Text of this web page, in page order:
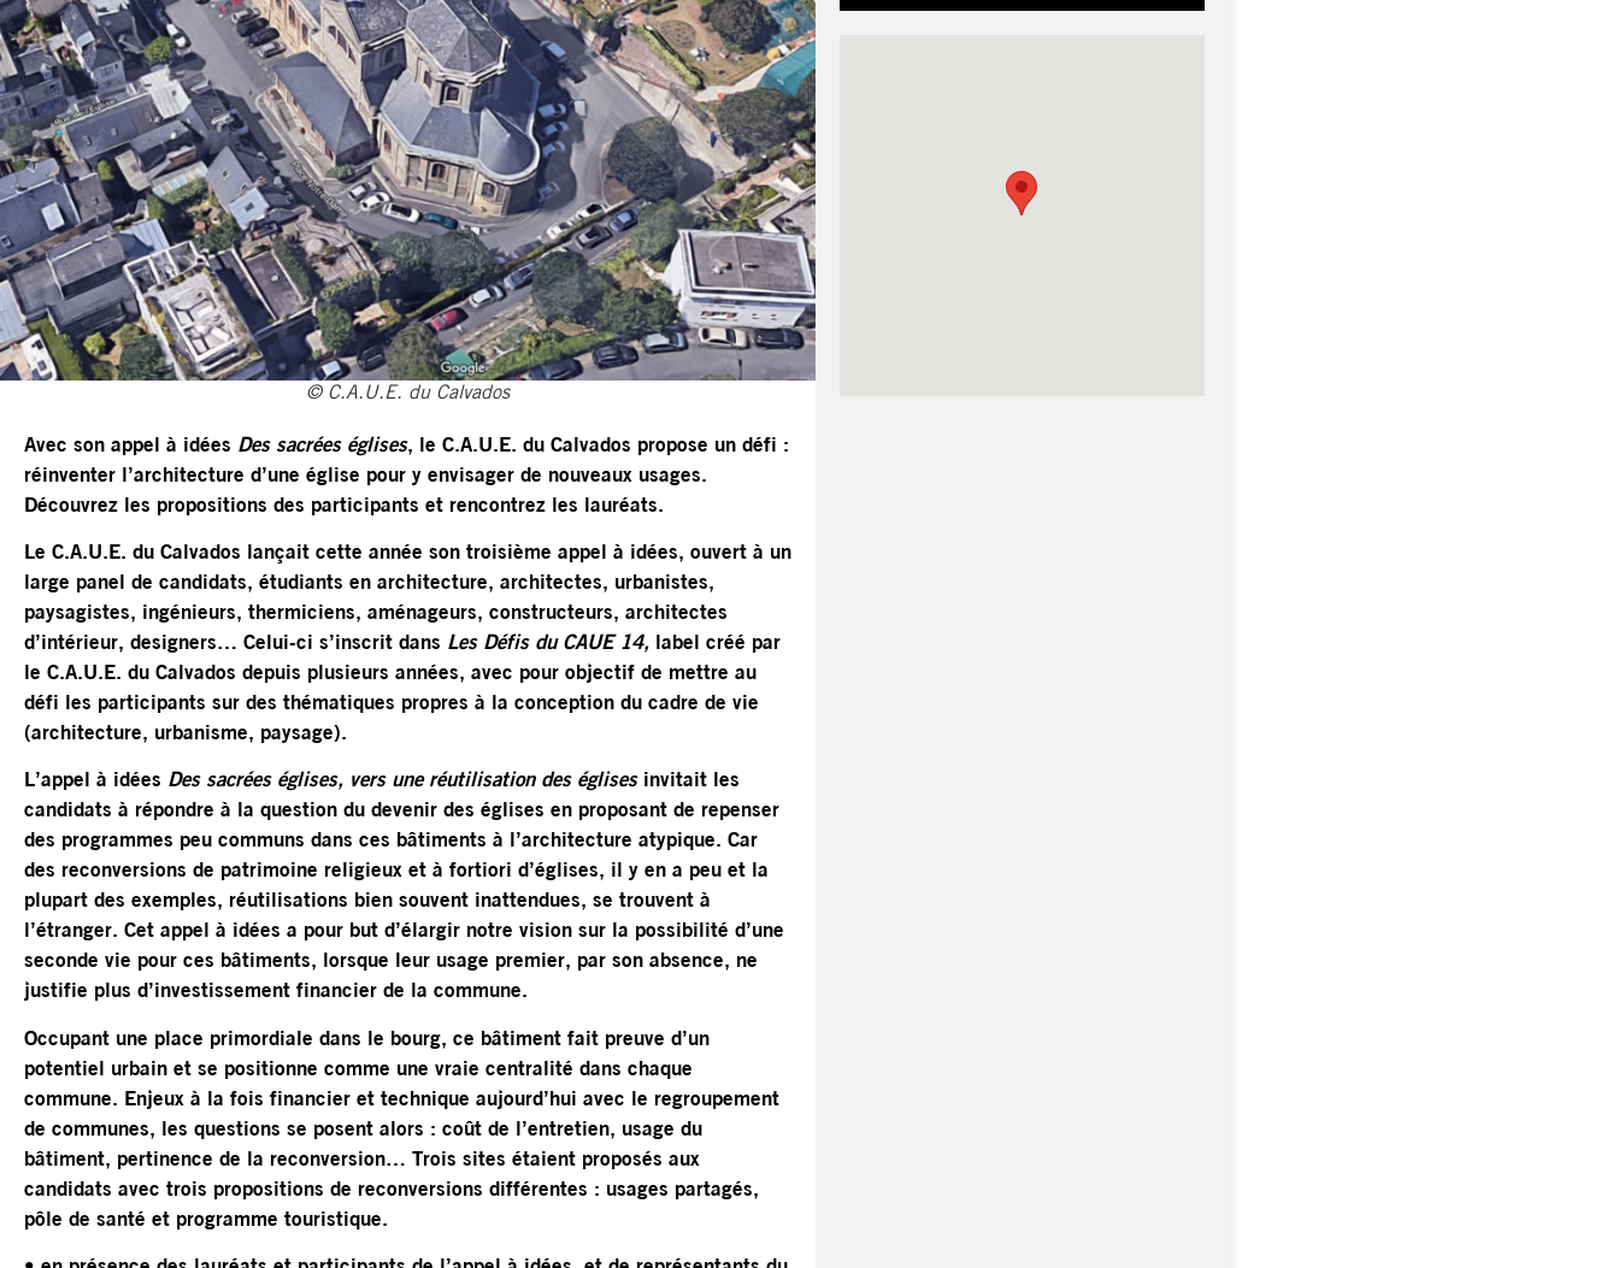
© C.A.U.E. du Calvados
Avec son appel à idées Des sacrées églises, le C.A.U.E. du Calvados propose un défi :
réinventer l’architecture d’une église pour y envisager de nouveaux usages.
Découvrez les propositions des participants et rencontrez les lauréats.
Le C.A.U.E. du Calvados lançait cette année son troisième appel à idées, ouvert à un
large panel de candidats, étudiants en architecture, architectes, urbanistes,
paysagistes, ingénieurs, thermiciens, aménageurs, constructeurs, architectes
d’intérieur, designers… Celui-ci s’inscrit dans Les Défis du CAUE 14, label créé par
le C.A.U.E. du Calvados depuis plusieurs années, avec pour objectif de mettre au
défi les participants sur des thématiques propres à la conception du cadre de vie
(architecture, urbanisme, paysage).
L’appel à idées Des sacrées églises, vers une réutilisation des églisesinvitait les
candidats à répondre à la question du devenir des églises en proposant de repenser
des programmes peu communs dans ces bâtiments à l’architecture atypique. Car
des reconversions de patrimoine religieux et à fortiori d’églises, il y en a peu et la
plupart des exemples, réutilisations bien souvent inattendues, se trouvent à
l’étranger. Cet appel à idées a pour but d’élargir notre vision sur la possibilité d’une
seconde vie pour ces bâtiments, lorsque leur usage premier, par son absence, ne
justifie plus d’investissement financier de la commune.
Occupant une place primordiale dans le bourg, ce bâtiment fait preuve d’un
potentiel urbain et se positionne comme une vraie centralité dans chaque
commune. Enjeux à la fois financier et technique aujourd’hui avec le regroupement
de communes, les questions se posent alors : coût de l’entretien, usage du
bâtiment, pertinence de la reconversion… Trois sites étaient proposés aux
candidats avec trois propositions de reconversions différentes : usages partagés,
pôle de santé et programme touristique.